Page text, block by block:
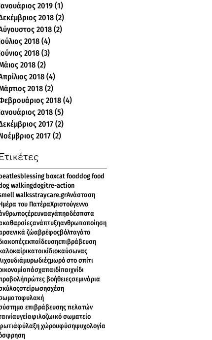
2019 (1)
2018 (2)
2018 (2)
2018 (4)
2018 (3)
2018 (2)
2018 (4)
2018 (2)
2018 (4)
2018 (5)
2017 (2)
2017 (2)
Ετικέτες
blessing boxcat fooddog food
walkingdogitre-action
walksstraycare.grΑνάσταση
του ΠατέραΧριστούγεννα
έρευνααγάπηαδέσποτα
ανάπτυξηανθρωποποίηση
ζώαβρέφοςβόλταγάτα
εκπαίδευσηεπιβράβευση
κατοικίδιοκαύσωνας
μυρωδιέςμωρό στο σπίτι
πάσχαπαιδίπαιχνίδι
πρώτες βοήθειεςσεμινάρια
στείρωσησχέση
επιβράβευσης πελατών
υγείαφιλοζωικό σωματείο
φύλαξη χώρουφύσηψυχολογία